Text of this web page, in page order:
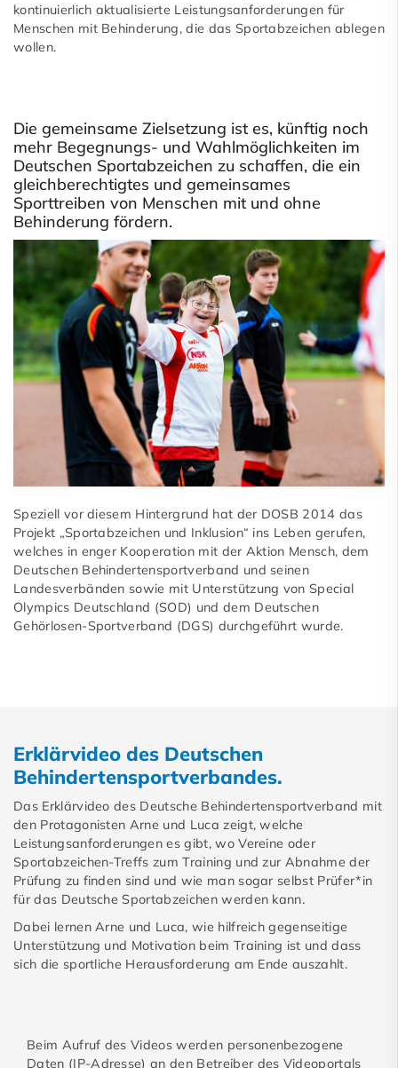
kontinuierlich aktualisierte Leistungsanforderungen für
Menschen mit Behinderung, die das Sportabzeichen ablegen
wollen.
Die gemeinsame Zielsetzung ist es, künftig noch
mehr Begegnungs- und Wahlmöglichkeiten im
Deutschen Sportabzeichen zu schaffen, die ein
gleichberechtigtes und gemeinsames
Sporttreiben von Menschen mit und ohne
Behinderung fördern.
Speziell vor diesem Hintergrund hat der DOSB 2014 das
Projekt „Sportabzeichen und Inklusion“ ins Leben gerufen,
welches in enger Kooperation mit der Aktion Mensch, dem
Deutschen Behindertensportverband und seinen
Landesverbänden sowie mit Unterstützung von Special
Olympics Deutschland (SOD) und dem Deutschen
Gehörlosen-Sportverband (DGS) durchgeführt wurde.
Erklärvideo des Deutschen
Behindertensportverbandes.
Das Erklärvideo des Deutsche Behindertensportverband mit
den Protagonisten Arne und Luca zeigt, welche
Leistungsanforderungen es gibt, wo Vereine oder
Sportabzeichen-Treffs zum Training und zur Abnahme der
Prüfung zu finden sind und wie man sogar selbst Prüfer*in
für das Deutsche Sportabzeichen werden kann.
Dabei lernen Arne und Luca, wie hilfreich gegenseitige
Unterstützung und Motivation beim Training ist und dass
sich die sportliche Herausforderung am Ende auszahlt.
Beim Aufruf des Videos werden personenbezogene
Daten (IP-Adresse) an den Betreiber des Videoportals